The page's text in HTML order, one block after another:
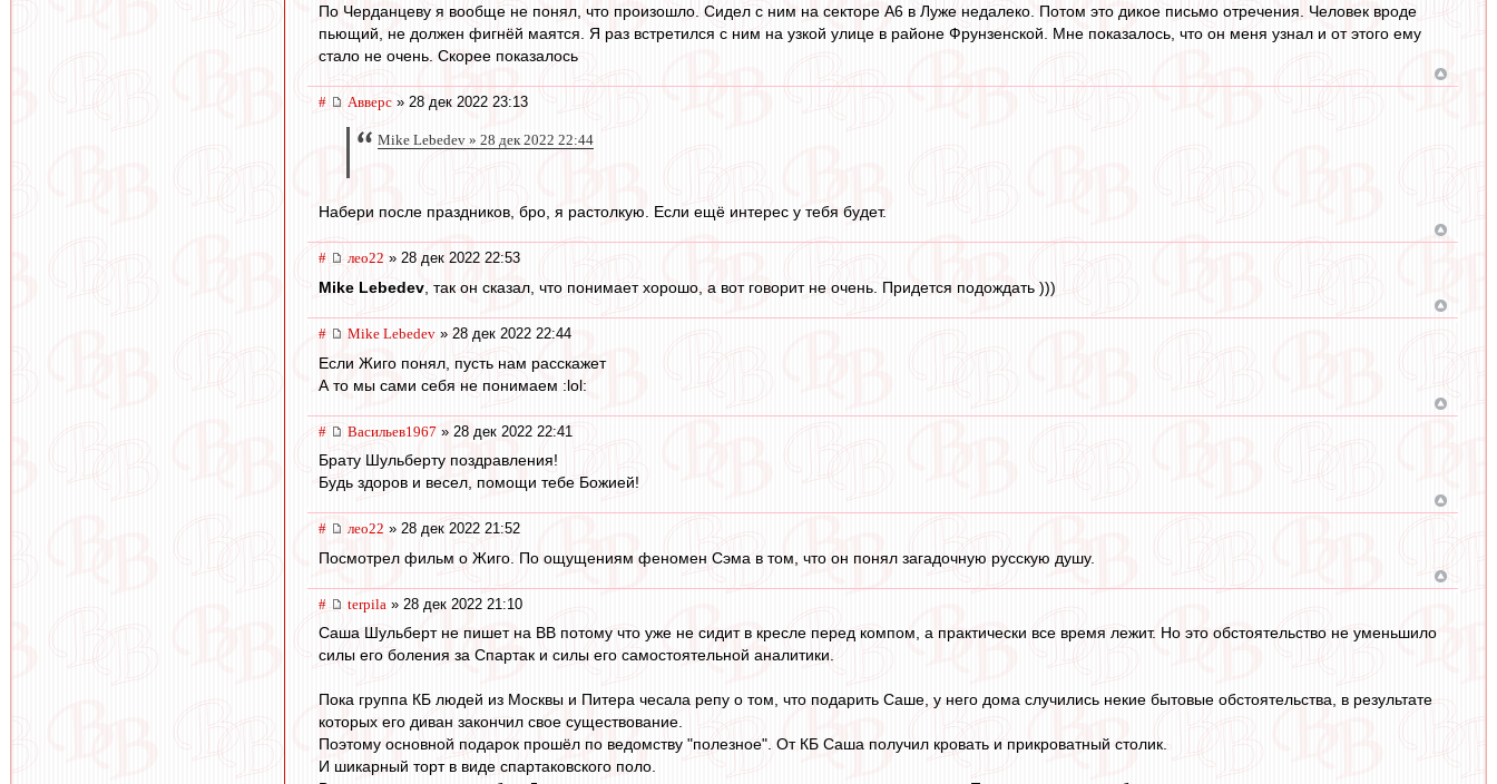
По Черданцеву я вообще не понял, что произошло. Сидел с ним на секторе А6 в Луже недалеко. Потом это дикое письмо отречения. Человек вроде
пьющий, не должен фигнёй маятся. Я раз встретился с ним на узкой улице в районе Фрунзенской. Мне показалось, что он меня узнал и от этого ему
стало не очень. Скорее показалось
# Авверс » 28 дек 2022 23:13
Mike Lebedev » 28 дек 2022 22:44
Набери после праздников, бро, я растолкую. Если ещё интерес у тебя будет.
# лео22 » 28 дек 2022 22:53
Mike Lebedev , так он сказал, что понимает хорошо, а вот говорит не очень. Придется подождать )))
# Mike Lebedev » 28 дек 2022 22:44
Если Жиго понял, пусть нам расскажет
А то мы сами себя не понимаем :lol:
# Васильев1967 » 28 дек 2022 22:41
Брату Шульберту поздравления!
Будь здоров и весел, помощи тебе Божией!
# лео22 » 28 дек 2022 21:52
Посмотрел фильм о Жиго. По ощущениям феномен Сэма в том, что он понял загадочную русскую душу.
# terpila » 28 дек 2022 21:10
Саша Шульберт не пишет на ВВ потому что уже не сидит в кресле перед компом, а практически все время лежит. Но это обстоятельство не уменьшило
силы его боления за Спартак и силы его самостоятельной аналитики.
Пока группа КБ людей из Москвы и Питера чесала репу о том, что подарить Саше, у него дома случились некие бытовые обстоятельства, в результате
которых его диван закончил свое существование.
Поэтому основной подарок прошёл по ведомству "полезное". От КБ Саша получил кровать и прикроватный столик.
И шикарный торт в виде спартаковского поло.